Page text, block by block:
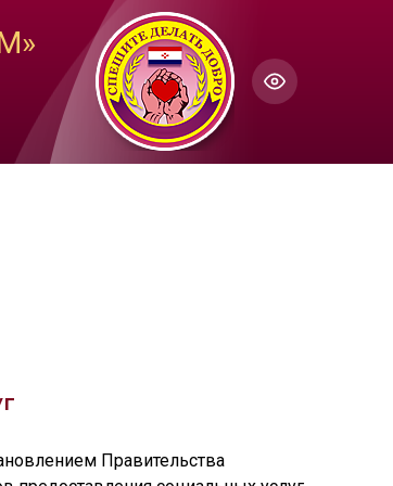
Настройки по умолчанию
Правительства